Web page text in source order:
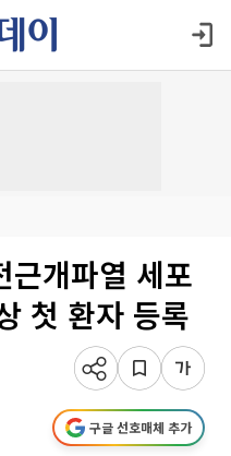
근개파열 세포
첫 환자 등록
구글 선호매체 추가